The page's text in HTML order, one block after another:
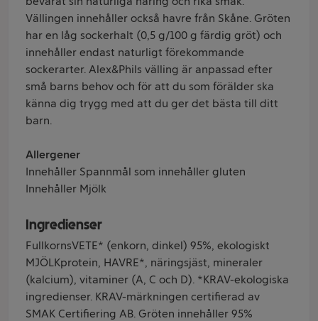
Vällingen innehåller också havre från Skåne. Gröten
har en låg sockerhalt (0,5 g/100 g färdig gröt) och
innehåller endast naturligt förekommande
sockerarter. Alex&Phils välling är anpassad efter
små barns behov och för att du som förälder ska
känna dig trygg med att du ger det bästa till ditt
barn.
Allergener
Innehåller Spannmål som innehåller gluten
Innehåller Mjölk
Ingredienser
FullkornsVETE* (enkorn, dinkel) 95%, ekologiskt
MJÖLKprotein, HAVRE*, näringsjäst, mineraler
(kalcium), vitaminer (A, C och D). *KRAV-ekologiska
ingredienser. KRAV-märkningen certifierad av
SMAK Certifiering AB. Gröten innehåller 95%